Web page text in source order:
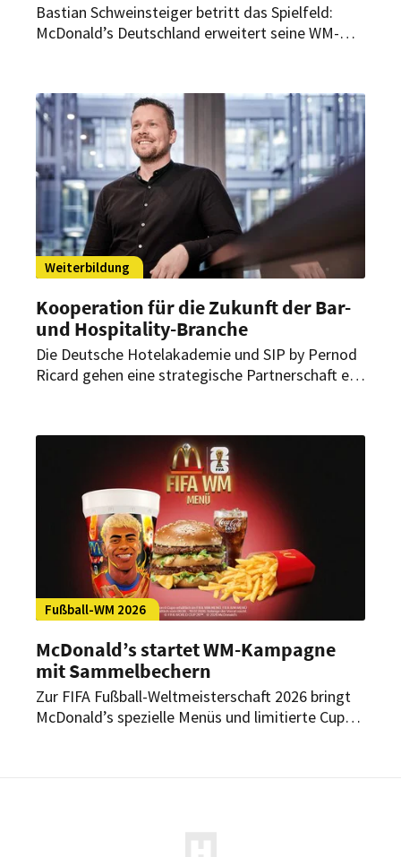
Bastian Schweinsteiger betritt das Spielfeld:
McDonald’s Deutschland erweitert seine WM-
Berlin ist zudem ein nächtliches Public Viewing
im Pyjama geplant.
Weiterbildung
Kooperation für die Zukunft der Bar-
und Hospitality-Branche
Die Deutsche Hotelakademie und SIP by Pernod
Ricard gehen eine strategische Partnerschaft ein.
Fachkräften mit praxisnahen Inhalten und
Spirituosenkompetenz stärken.
Fußball-WM 2026
McDonald’s startet WM-Kampagne
mit Sammelbechern
Zur FIFA Fußball-Weltmeisterschaft 2026 bringt
McDonald’s spezielle Menüs und limitierte Cups